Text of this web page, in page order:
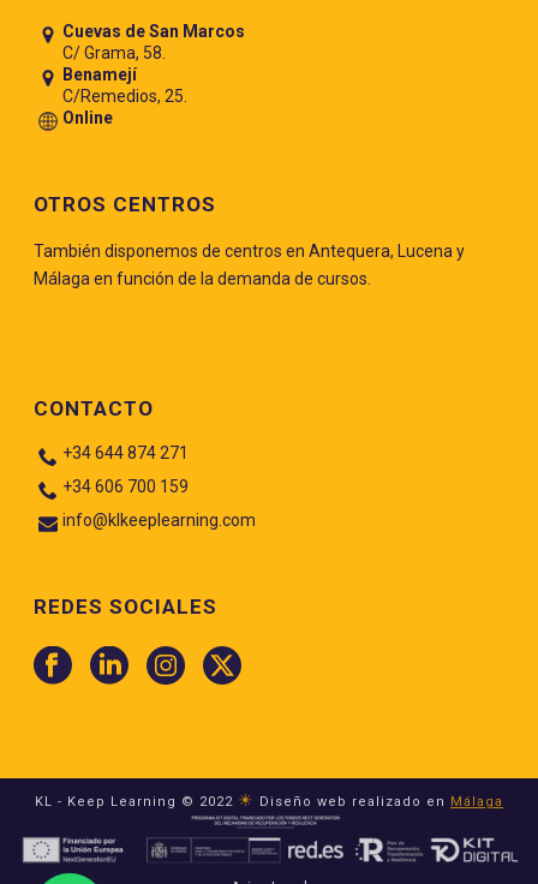
Cuevas de San Marcos
C/ Grama, 58.
Benamejí
C/Remedios, 25.
Online
OTROS CENTROS
También disponemos de centros en Antequera, Lucena y
Málaga en función de la demanda de cursos.
CONTACTO
+34 644 874 271
+34 606 700 159
info@klkeeplearning.com
REDES SOCIALES
KL - Keep Learning © 2022 ☀ Diseño web realizado en Málaga